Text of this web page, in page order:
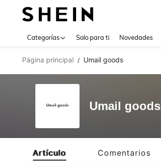
Categorías Solo para ti Novedades
Página principal / Umail goods
Umail goods
Artículo Comentarios